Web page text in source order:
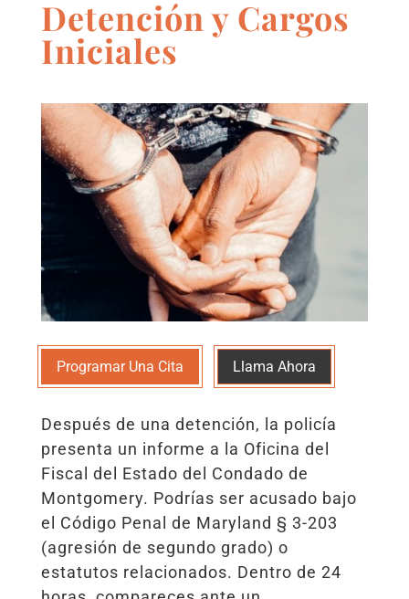
Detención y Cargos
Iniciales
Programar Una Cita Llama Ahora
Después de una detención, la policía
presenta un informe a la Oficina del
Fiscal del Estado del Condado de
Montgomery. Podrías ser acusado bajo
el Código Penal de Maryland § 3-203
(agresión de segundo grado) o
estatutos relacionados. Dentro de 24